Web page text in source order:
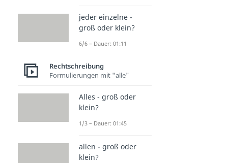
jeder einzelne -
groß oder klein?
6/6 – Dauer: 01:11
Rechtschreibung
Formulierungen mit "alle"
Alles - groß oder
klein?
1/3 – Dauer: 01:45
allen - groß oder
klein?